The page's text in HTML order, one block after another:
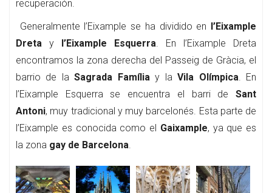
recuperación.
Generalmente l’Eixample se ha dividido en l’Eixample
Dreta y l’Eixample Esquerra. En l’Eixample Dreta
encontramos la zona derecha del Passeig de Gràcia, el
barrio de laSagrada Famíliay laVila Olímpica. En
l’Eixample Esquerra se encuentra el barri de Sant
Antoni, muy tradicional y muy barcelonés. Esta parte de
l’Eixample es conocida como el Gaixample, ya que es
la zona gay de Barcelona.